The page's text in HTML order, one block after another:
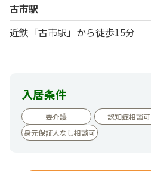
古市駅
近鉄「古市駅」から徒歩15分
入居条件
要介護 認知症相談可
身元保証人なし相談可